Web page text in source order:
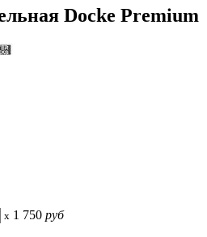
Docke Premium
x 1 750 руб